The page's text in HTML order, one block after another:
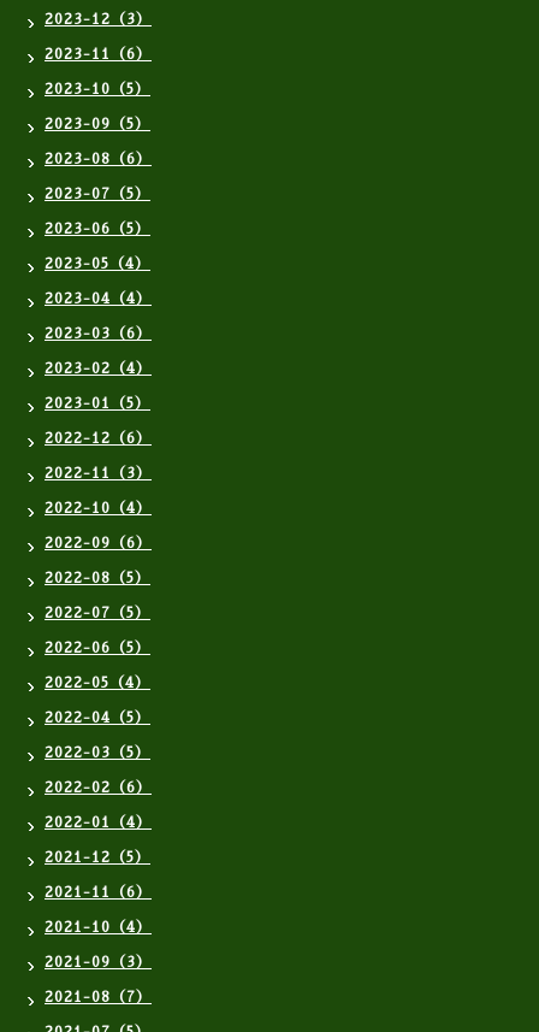
2023-12（3）
2023-11（6）
2023-10（5）
2023-09（5）
2023-08（6）
2023-07（5）
2023-06（5）
2023-05（4）
2023-04（4）
2023-03（6）
2023-02（4）
2023-01（5）
2022-12（6）
2022-11（3）
2022-10（4）
2022-09（6）
2022-08（5）
2022-07（5）
2022-06（5）
2022-05（4）
2022-04（5）
2022-03（5）
2022-02（6）
2022-01（4）
2021-12（5）
2021-11（6）
2021-10（4）
2021-09（3）
2021-08（7）